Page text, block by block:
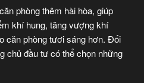
phòng thêm hài hòa, giúp
khí hung, tăng vượng khí
căn phòng tươi sáng hơn. Đối
chủ đầu tư có thể chọn những